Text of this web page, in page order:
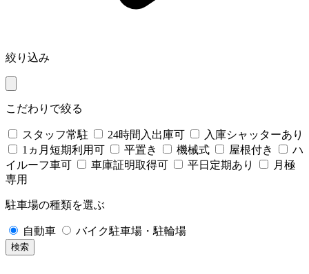
絞り込み
こだわりで絞る
スタッフ常駐 24時間入出庫可
入庫シャッターあり
1ヵ月短期利用可
平置き 機械式 屋根付き
ハ
イルーフ車可
車庫証明取得可 平日定期あり
月極
専用
駐車場の種類を選ぶ
自動車 バイク駐車場・駐輪場
検索